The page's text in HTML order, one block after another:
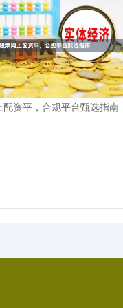
配资平，合规平台甄选指南